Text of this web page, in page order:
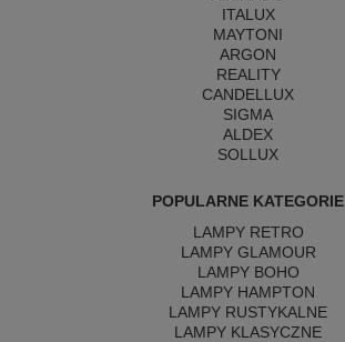
ITALUX
MAYTONI
ARGON
REALITY
CANDELLUX
SIGMA
ALDEX
SOLLUX
POPULARNE KATEGORIE
LAMPY RETRO
LAMPY GLAMOUR
LAMPY BOHO
LAMPY HAMPTON
LAMPY RUSTYKALNE
LAMPY KLASYCZNE